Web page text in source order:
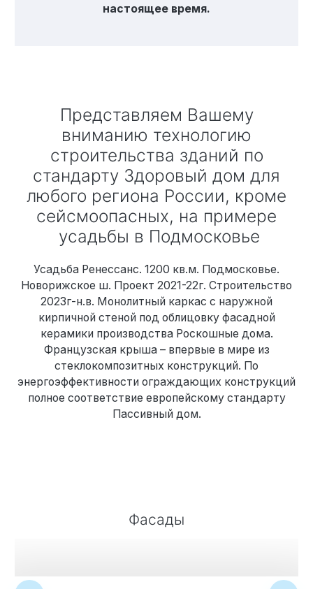
настоящее время.
Представляем Вашему
вниманию технологию
строительства зданий по
стандарту Здоровый дом для
любого региона России, кроме
сейсмоопасных, на примере
усадьбы в Подмосковье
Усадьба Ренессанс. 1200 кв.м. Подмосковье.
Новорижское ш. Проект 2021-22г. Строительство
2023г-н.в. Монолитный каркас с наружной
кирпичной стеной под облицовку фасадной
керамики производства Роскошные дома.
Французская крыша – впервые в мире из
стеклокомпозитных конструкций. По
энергоэффективности ограждающих конструкций
полное соответствие европейскому стандарту
Пассивный дом.
Фасады